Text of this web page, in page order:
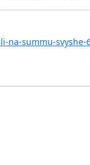
na-summu-svyshe-